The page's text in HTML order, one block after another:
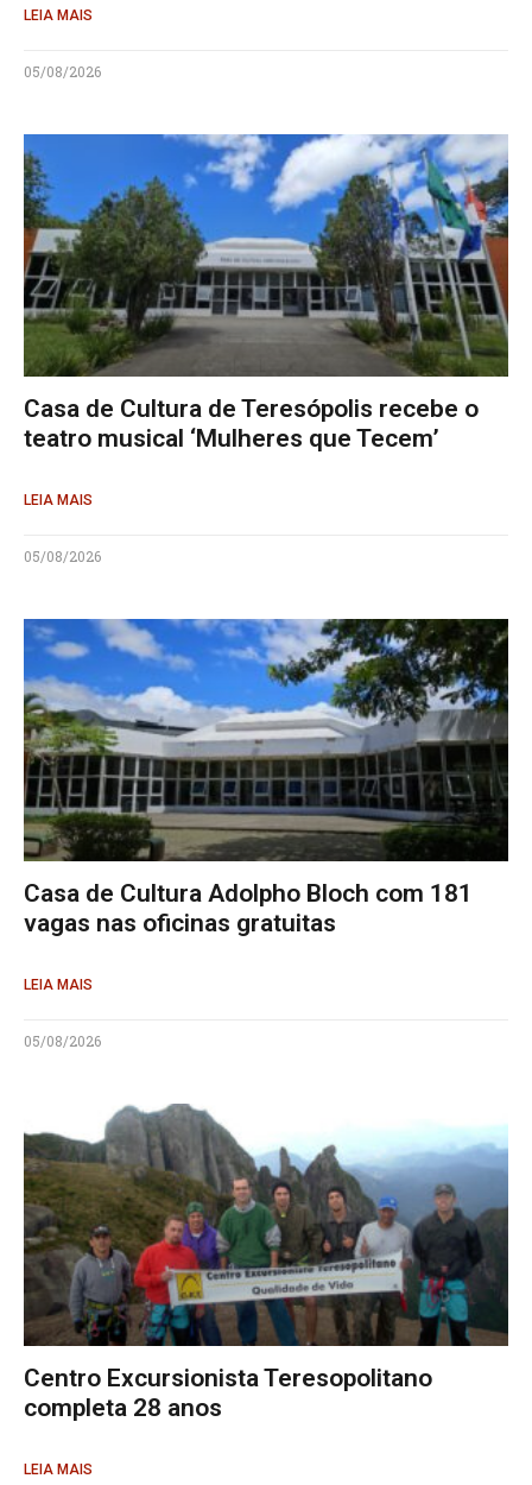
LEIA MAIS
05/08/2026
Casa de Cultura de Teresópolis recebe o
teatro musical ‘Mulheres que Tecem’
LEIA MAIS
05/08/2026
Casa de Cultura Adolpho Bloch com 181
vagas nas oficinas gratuitas
LEIA MAIS
05/08/2026
Centro Excursionista Teresopolitano
completa 28 anos
LEIA MAIS